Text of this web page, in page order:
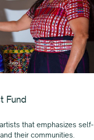
Fund
that emphasizes self-
their communities.